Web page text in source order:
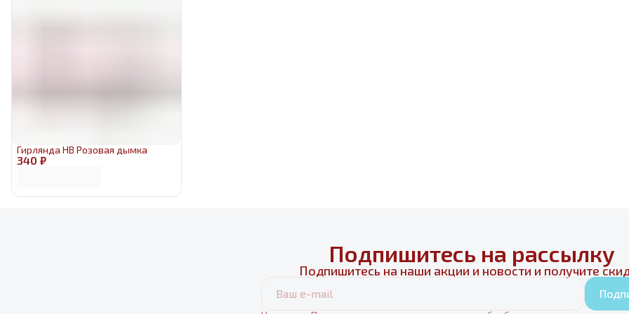
340 ₽
Гирлянда HB Розовая дымка
Подпишитесь на рассылку
Подпишитесь на наши акции и новости и получите